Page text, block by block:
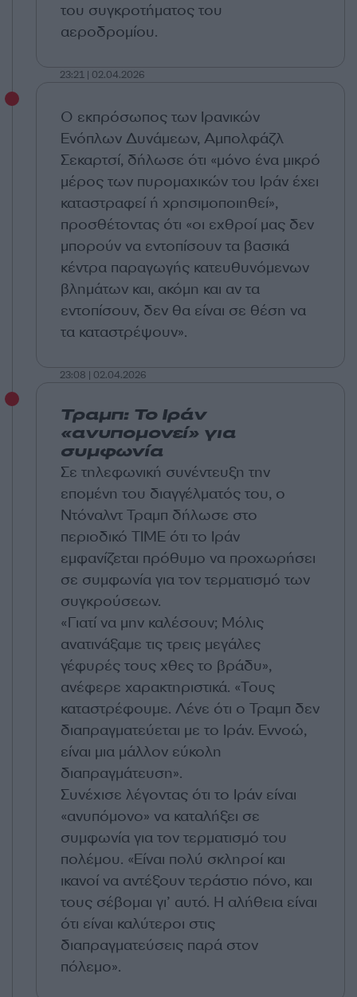
του συγκροτήματος του
αεροδρομίου.
23:21 | 02.04.2026
Ο εκπρόσωπος των Ιρανικών
Ενόπλων Δυνάμεων, Αμπολφάζλ
Σεκαρτσί, δήλωσε ότι «μόνο ένα μικρό
μέρος των πυρομαχικών του Ιράν έχει
καταστραφεί ή χρησιμοποιηθεί»,
προσθέτοντας ότι «οι εχθροί μας δεν
μπορούν να εντοπίσουν τα βασικά
κέντρα παραγωγής κατευθυνόμενων
βλημάτων και, ακόμη και αν τα
εντοπίσουν, δεν θα είναι σε θέση να
τα καταστρέψουν».
23:08 | 02.04.2026
Τραμπ: Το Ιράν
«ανυπομονεί» για
συμφωνία
Σε τηλεφωνική συνέντευξη την
επομένη του διαγγέλματός του, ο
Ντόναλντ Τραμπ δήλωσε στο
περιοδικό TIME ότι το Ιράν
εμφανίζεται πρόθυμο να προχωρήσει
σε συμφωνία για τον τερματισμό των
συγκρούσεων.
«Γιατί να μην καλέσουν; Μόλις
ανατινάξαμε τις τρεις μεγάλες
γέφυρές τους χθες το βράδυ»,
ανέφερε χαρακτηριστικά. «Τους
καταστρέφουμε. Λένε ότι ο Τραμπ δεν
διαπραγματεύεται με το Ιράν. Εννοώ,
είναι μια μάλλον εύκολη
διαπραγμάτευση».
Συνέχισε λέγοντας ότι το Ιράν είναι
«ανυπόμονο» να καταλήξει σε
συμφωνία για τον τερματισμό του
πολέμου. «Είναι πολύ σκληροί και
ικανοί να αντέξουν τεράστιο πόνο, και
τους σέβομαι γι’ αυτό. Η αλήθεια είναι
ότι είναι καλύτεροι στις
διαπραγματεύσεις παρά στον
πόλεμο».